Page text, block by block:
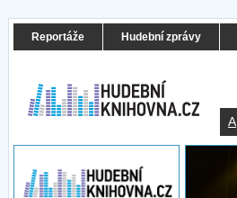
Reportáže Hudební zprávy
A